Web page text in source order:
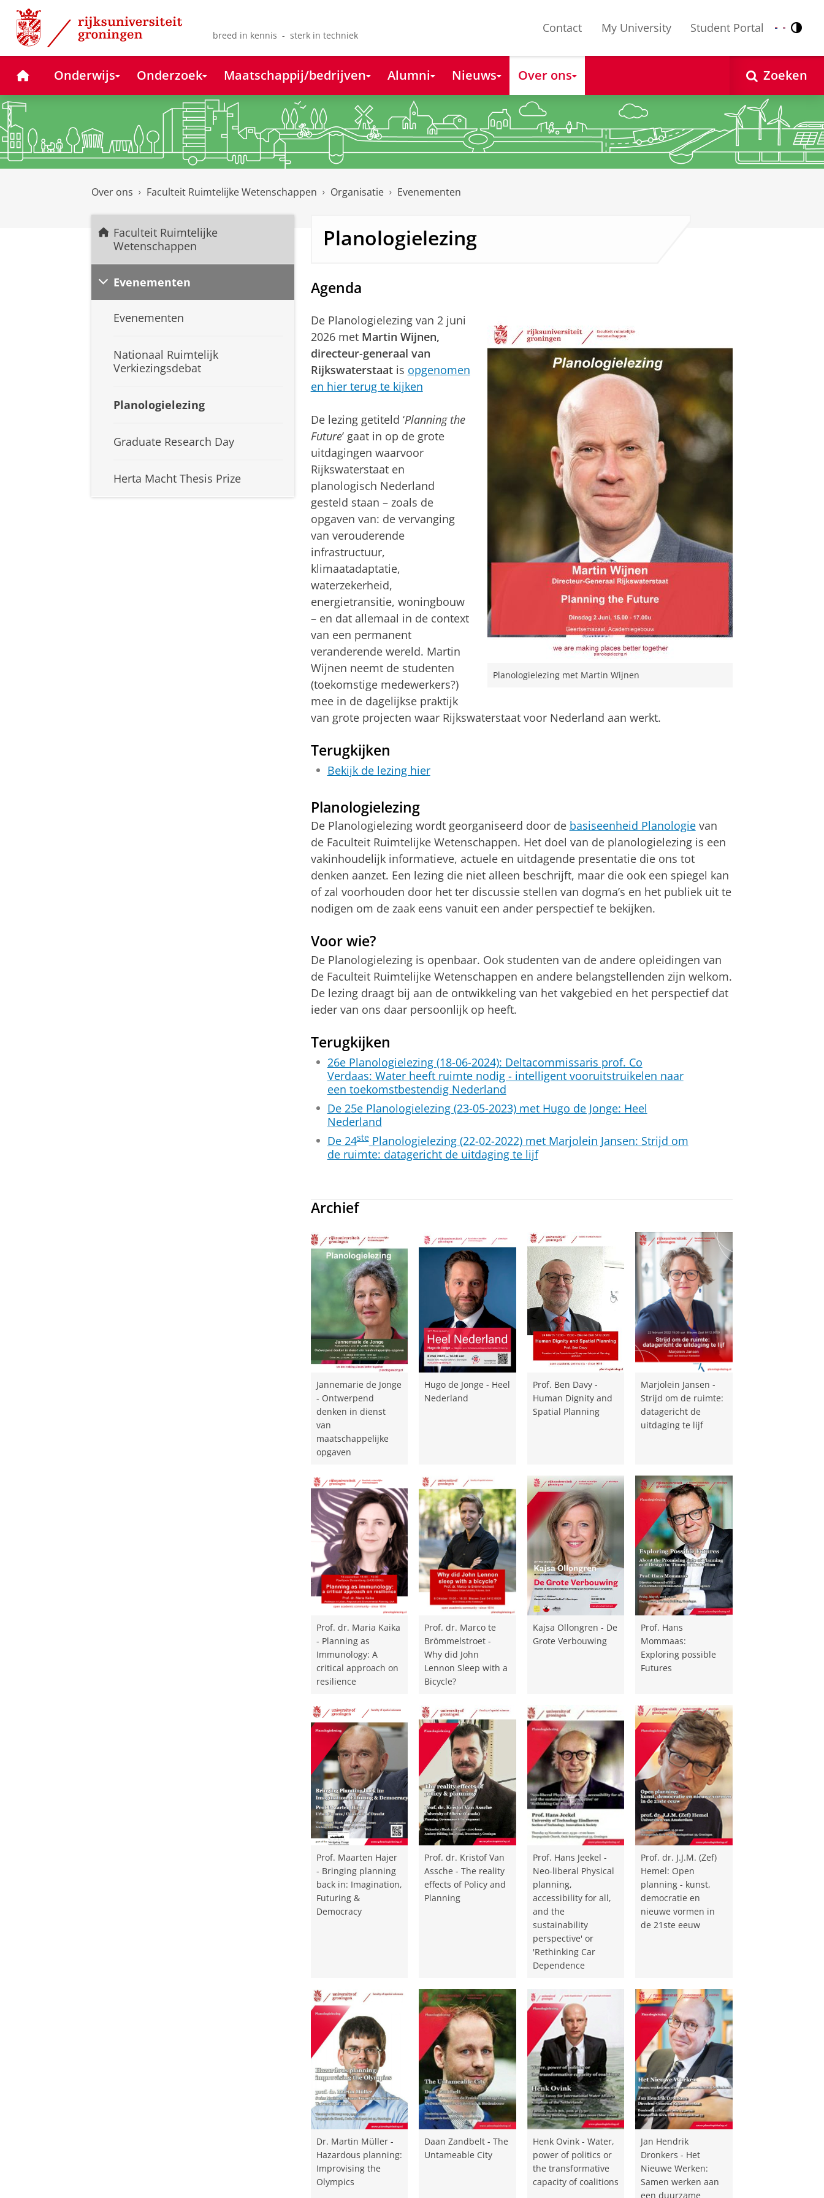
Skip
Content
Skip
Navigation
breed in kennis - sterk in techniek
Contact My University Student Portal Nederlands
English
HomeOnderwijs Onderzoek Maatschappij/bedrijven Alumni Nieuws Over ons Zoeken
Over ons Faculteit Ruimtelijke Wetenschappen Organisatie Evenementen
Faculteit Ruimtelijke
Wetenschappen
Evenementen
Evenementen
Nationaal Ruimtelijk
Verkiezingsdebat
Planologielezing
Graduate Research Day
Herta Macht Thesis Prize
Planologielezing
Agenda
Planologielezing met Martin Wijnen
De Planologielezing van 2 juni
2026 met Martin Wijnen,
directeur-generaal van
Rijkswaterstaatis opgenomen
en hier terug te kijken
De lezing getiteld ‘Planning the
Future’ gaat in op de grote
uitdagingen waarvoor
Rijkswaterstaat en
planologisch Nederland
gesteld staan – zoals de
opgaven van: de vervanging
van verouderende
infrastructuur,
klimaatadaptatie,
waterzekerheid,
energietransitie, woningbouw
– en dat allemaal in de context
van een permanent
veranderende wereld. Martin
Wijnen neemt de studenten
(toekomstige medewerkers?)
mee in de dagelijkse praktijk
van grote projecten waar Rijkswaterstaat voor Nederland aan werkt.
Terugkijken
Bekijk de lezing hier
Planologielezing
De Planologielezing wordt georganiseerd door de basiseenheid Planologievan
de Faculteit Ruimtelijke Wetenschappen. Het doel van de planologielezing is een
vakinhoudelijk informatieve, actuele en uitdagende presentatie die ons tot
denken aanzet. Een lezing die niet alleen beschrijft, maar die ook een spiegel kan
of zal voorhouden door het ter discussie stellen van dogma’s en het publiek uit te
nodigen om de zaak eens vanuit een ander perspectief te bekijken.
Voor wie?
De Planologielezing is openbaar. Ook studenten van de andere opleidingen van
de Faculteit Ruimtelijke Wetenschappen en andere belangstellenden zijn welkom.
De lezing draagt bij aan de ontwikkeling van het vakgebied en het perspectief dat
ieder van ons daar persoonlijk op heeft.
Terugkijken
26e Planologielezing (18-06-2024): Deltacommissaris prof. Co
Verdaas: Water heeft ruimte nodig - intelligent vooruitstruikelen naar
een toekomstbestendig Nederland
De 25e Planologielezing (23-05-2023) met Hugo de Jonge: Heel
Nederland
De 24stePlanologielezing (22-02-2022) met Marjolein Jansen: Strijd om
de ruimte: datagericht de uitdaging te lijf
Archief
Jannemarie de Jonge
- Ontwerpend
denken in dienst
van
maatschappelijke
opgaven
Hugo de Jonge - Heel
Nederland
Prof. Ben Davy -
Human Dignity and
Spatial Planning
Marjolein Jansen -
Strijd om de ruimte:
datagericht de
uitdaging te lijf
Prof. dr. Maria Kaika
- Planning as
Immunology: A
critical approach on
resilience
Prof. dr. Marco te
Brömmelstroet -
Why did John
Lennon Sleep with a
Bicycle?
Kajsa Ollongren - De
Grote Verbouwing
Prof. Hans
Mommaas:
Exploring possible
Futures
Prof. Maarten Hajer
- Bringing planning
back in: Imagination,
Futuring &
Democracy
Prof. dr. Kristof Van
Assche - The reality
effects of Policy and
Planning
Prof. Hans Jeekel -
Neo-liberal Physical
planning,
accessibility for all,
and the
sustainability
perspective' or
'Rethinking Car
Dependence
Prof. dr. J.J.M. (Zef)
Hemel: Open
planning - kunst,
democratie en
nieuwe vormen in
de 21ste eeuw
Dr. Martin Müller -
Hazardous planning:
Improvising the
Olympics
Daan Zandbelt - The
Untameable City
Henk Ovink - Water,
power of politics or
the transformative
capacity of coalitions
Jan Hendrik
Dronkers - Het
Nieuwe Werken:
Samen werken aan
een duurzame